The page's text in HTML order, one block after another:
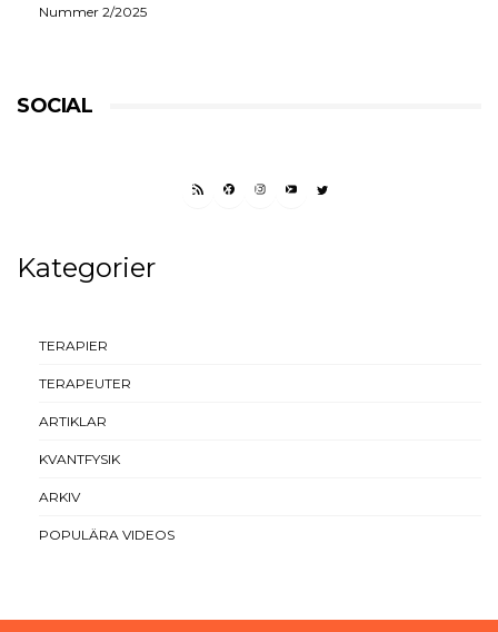
Nummer 2/2025
SOCIAL
RSS FEEDFACEBOOK
INSTAGRAM
YOUTUBETWITTER
Kategorier
TERAPIER
TERAPEUTER
ARTIKLAR
KVANTFYSIK
ARKIV
POPULÄRA VIDEOS